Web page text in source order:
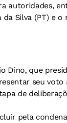
autoridades,
da Silva (PT) e
Dino, que
seu voto
de
pela